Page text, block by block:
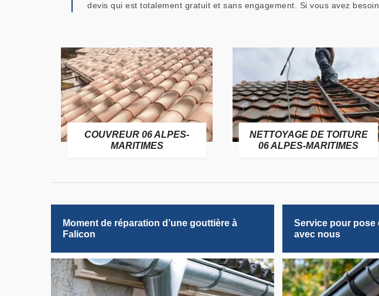
devis qui est totalement gratuit et sans engagement. Si vous avez
COUVREUR 06 ALPES-
MARITIMES
NETTOYAGE DE TOITURE
06 ALPES-MARITIMES
Moment de réparation d’une gouttière à
Falicon
Service pour pose
avec nous